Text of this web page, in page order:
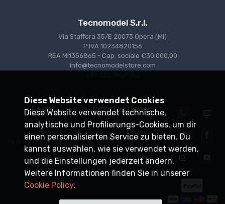
Tecnomodel S.r.l.
Via Staffora 35/E 20073 Opera (MI)
P.IVA 10234820156
REA MI1356865 - Cap. sociale €30.000,00
info@tecnomodelstore.com
Legal
Privacy
Cookies
Verkaufsbedingungen
Informationen
Versand
Verkaufsstellen
Vertriebspartner
Diese Website verwendet Cookies
Diese Website verwendet technische,
analytische und Profilierungs-Cookies, um dir
einen personalisierten Service zu bieten. Du
kannst auswählen, wie sie verwendet werden,
und die Einstellungen jederzeit ändern.
Weitere Informationen finden Sie in unserer
Cookie Policy.